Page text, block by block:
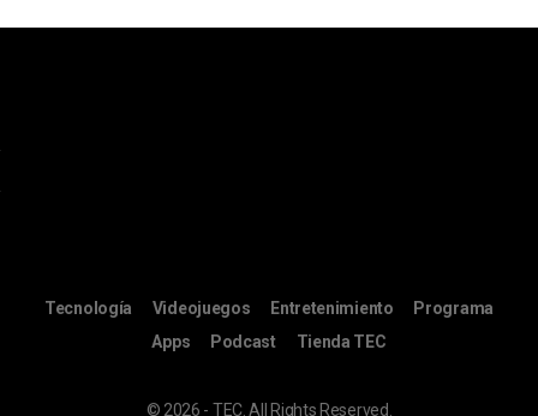
Tecnología Videojuegos Entretenimiento
Programa
Apps
Podcast Tienda TEC
© 2026 - TEC. All Rights Reserved.